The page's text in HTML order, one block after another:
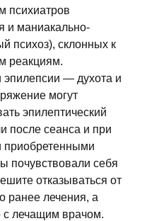
психиатров
и маниакально-
психоз), склонных к
реакциям.
эпилепсии — духота и
могут
эпилептический
после сеанса и при
приобретенными
почувствовали себя
отказываться от
ранее лечения, а
с лечащим врачом.